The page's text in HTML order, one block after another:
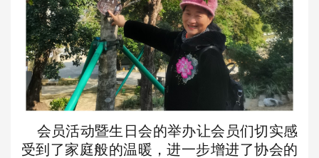
会员活动暨生日会的举办让会 员们切实感
受到了家庭般的温暖，进一步增进了协会的